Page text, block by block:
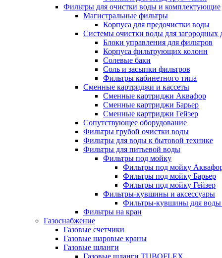
Фильтры для очистки воды и комплектующие
Магистральные фильтры
Корпуса для предочистки воды
Системы очистки воды для загородных
Блоки управления для фильтров
Корпуса фильтрующих колонн
Солевые баки
Соль и засыпки фильтров
Фильтры кабинетного типа
Сменные картриджи и кассеты
Сменные картриджи Аквафор
Сменные картриджи Барьер
Сменные картриджи Гейзер
Сопутствующее оборудование
Фильтры грубой очистки воды
Фильтры для воды к бытовой технике
Фильтры для питьевой воды
Фильтры под мойку
Фильтры под мойку
Фильтры под мойку Барьер
Фильтры под мойку Гейзер
Фильтры-кувшины и аксессуары
Фильтры-кувшины для
Фильтры на кран
Газоснабжение
Газовые счетчики
Газовые шаровые краны
Газовые шланги